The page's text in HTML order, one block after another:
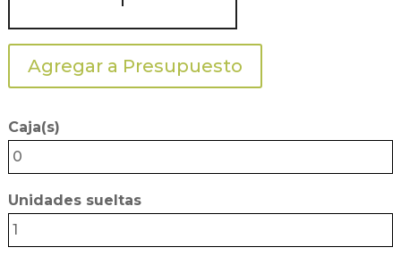
VENTANA
BLANCA
11oz
Agregar a Presupuesto
Caja(s)
0
Unidades sueltas
1